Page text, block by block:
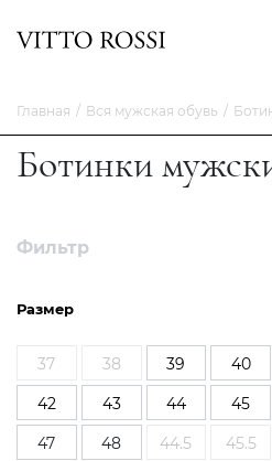
Главная Вся мужская обувь
Ботинки
Фильтр
Размер
37 38 39 40
42
43 44 45
47
48 44.5 45.5